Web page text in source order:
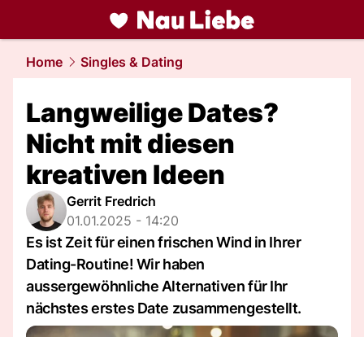
liebe.NAU.ch
Home Singles & Dating
Langweilige Dates?
Nicht mit diesen
kreativen Ideen
Gerrit Fredrich
01.01.2025 - 14:20
Es ist Zeit für einen frischen Wind in Ihrer
Dating-Routine! Wir haben
aussergewöhnliche Alternativen für Ihr
nächstes erstes Date zusammengestellt.